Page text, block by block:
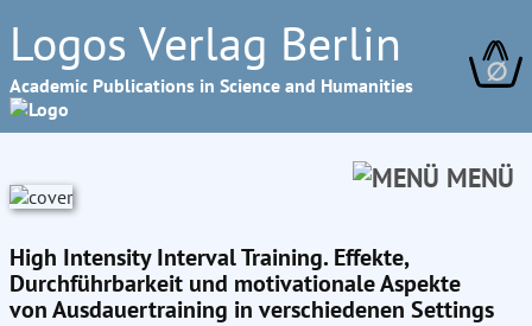
Logos Verlag Berlin
Academic Publications in Science and Humanities ∅
MENÜ
High Intensity Interval Training. Effekte,
Durchführbarkeit und motivationale Aspekte
von Ausdauertraining in verschiedenen Settings